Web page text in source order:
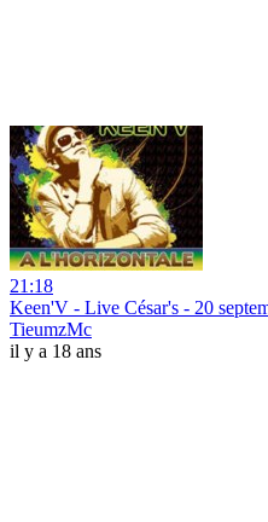
21:18
Keen'V - Live César's - 20
TieumzMc
il y a 18 ans